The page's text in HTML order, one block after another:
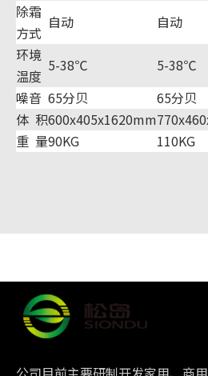
除霜
方式
自动 自动
环境
温度
5-38℃ 5-38℃
噪音 65分贝 65分贝
体 积600x405x1620mm
重 量90KG 110KG